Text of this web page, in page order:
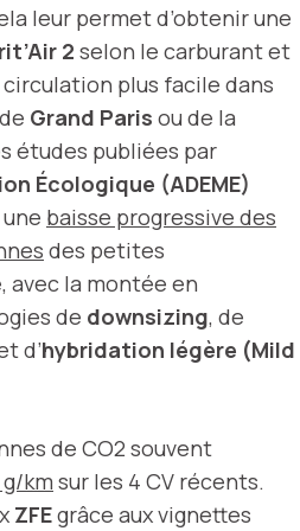
leur permet d’obtenir une
2 selon le carburant et
circulation plus facile dans
Grand Paris ou de la
études publiées par
Écologique (ADEME)
baisse progressive des
des petites
avec la montée en
de downsizing, de
d’hybridation légère (Mild
de CO2 souvent
km sur les 4 CV récents.
ZFEgrâce aux vignettes